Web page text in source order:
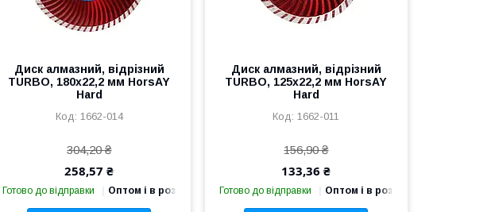
Диск алмазний, відрізний
TURBO, 180х22,2 мм HorsAY
Hard
1662-014
304,20 ₴
258,57 ₴
Готово до відправки Оптом і в роздріб
Диск алмазний, відрізний
TURBO, 125х22,2 мм HorsAY
Hard
1662-011
156,90 ₴
133,36 ₴
Готово до відправки Оптом і в роздріб